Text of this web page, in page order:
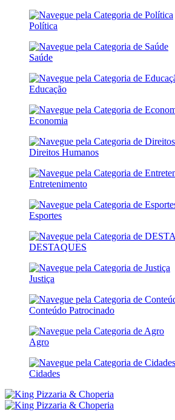
Política
Saúde
Educação
Economia
Direitos Humanos
Entretenimento
Esportes
DESTAQUES
Justiça
Conteúdo Patrocinado
Agro
Cidades